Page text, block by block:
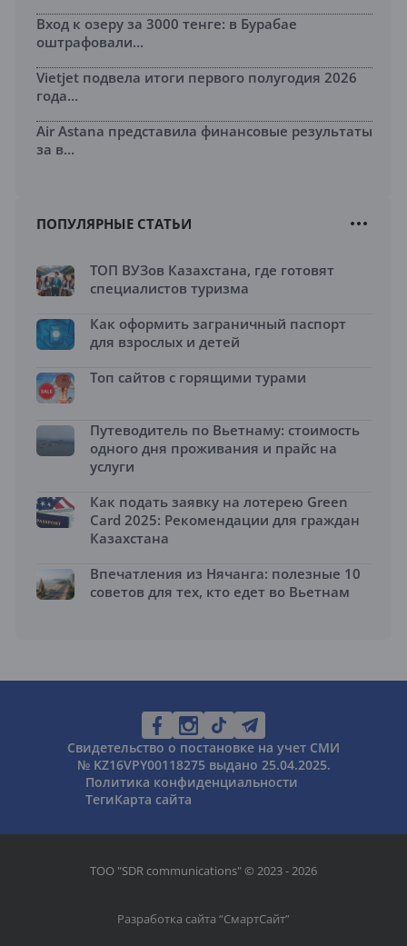
Вход к озеру за 3000 тенге: в Бурабае
оштрафовали...
Vietjet подвела итоги первого полугодия 2026
года...
Air Astana представила финансовые результаты
за в...
ПОПУЛЯРНЫЕ СТАТЬИ
ТОП ВУЗов Казахстана, где готовят
специалистов туризма
Как оформить заграничный паспорт
для взрослых и детей
Топ сайтов с горящими турами
Путеводитель по Вьетнаму: стоимость
одного дня проживания и прайс на
услуги
Как подать заявку на лотерею Green
Card 2025: Рекомендации для граждан
Казахстана
Впечатления из Нячанга: полезные 10
советов для тех, кто едет во Вьетнам
Свидетельство о постановке на учет СМИ
№ KZ16VPY00118275 выдано 25.04.2025.
Политика конфиденциальности
ТегиКарта сайта
ТОО "SDR communications" © 2023 - 2026
Разработка сайта “СмартСайт”